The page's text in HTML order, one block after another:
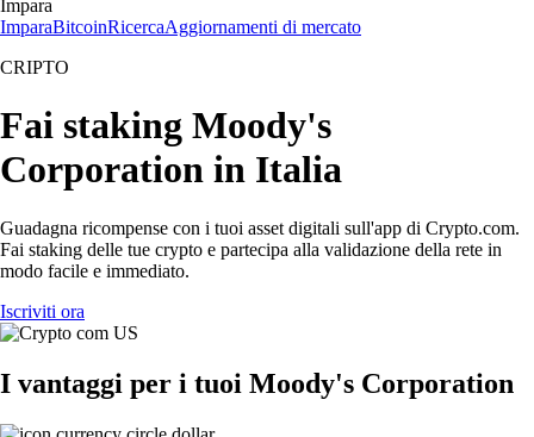
Impara
ImparaBitcoinRicercaAggiornamenti di mercato
CRIPTO
Fai staking Moody's
Corporation in Italia
Guadagna ricompense con i tuoi asset digitali sull'app di Crypto.com.
Fai staking delle tue crypto e partecipa alla validazione della rete in
modo facile e immediato.
Iscriviti ora
I vantaggi per i tuoi Moody's Corporation